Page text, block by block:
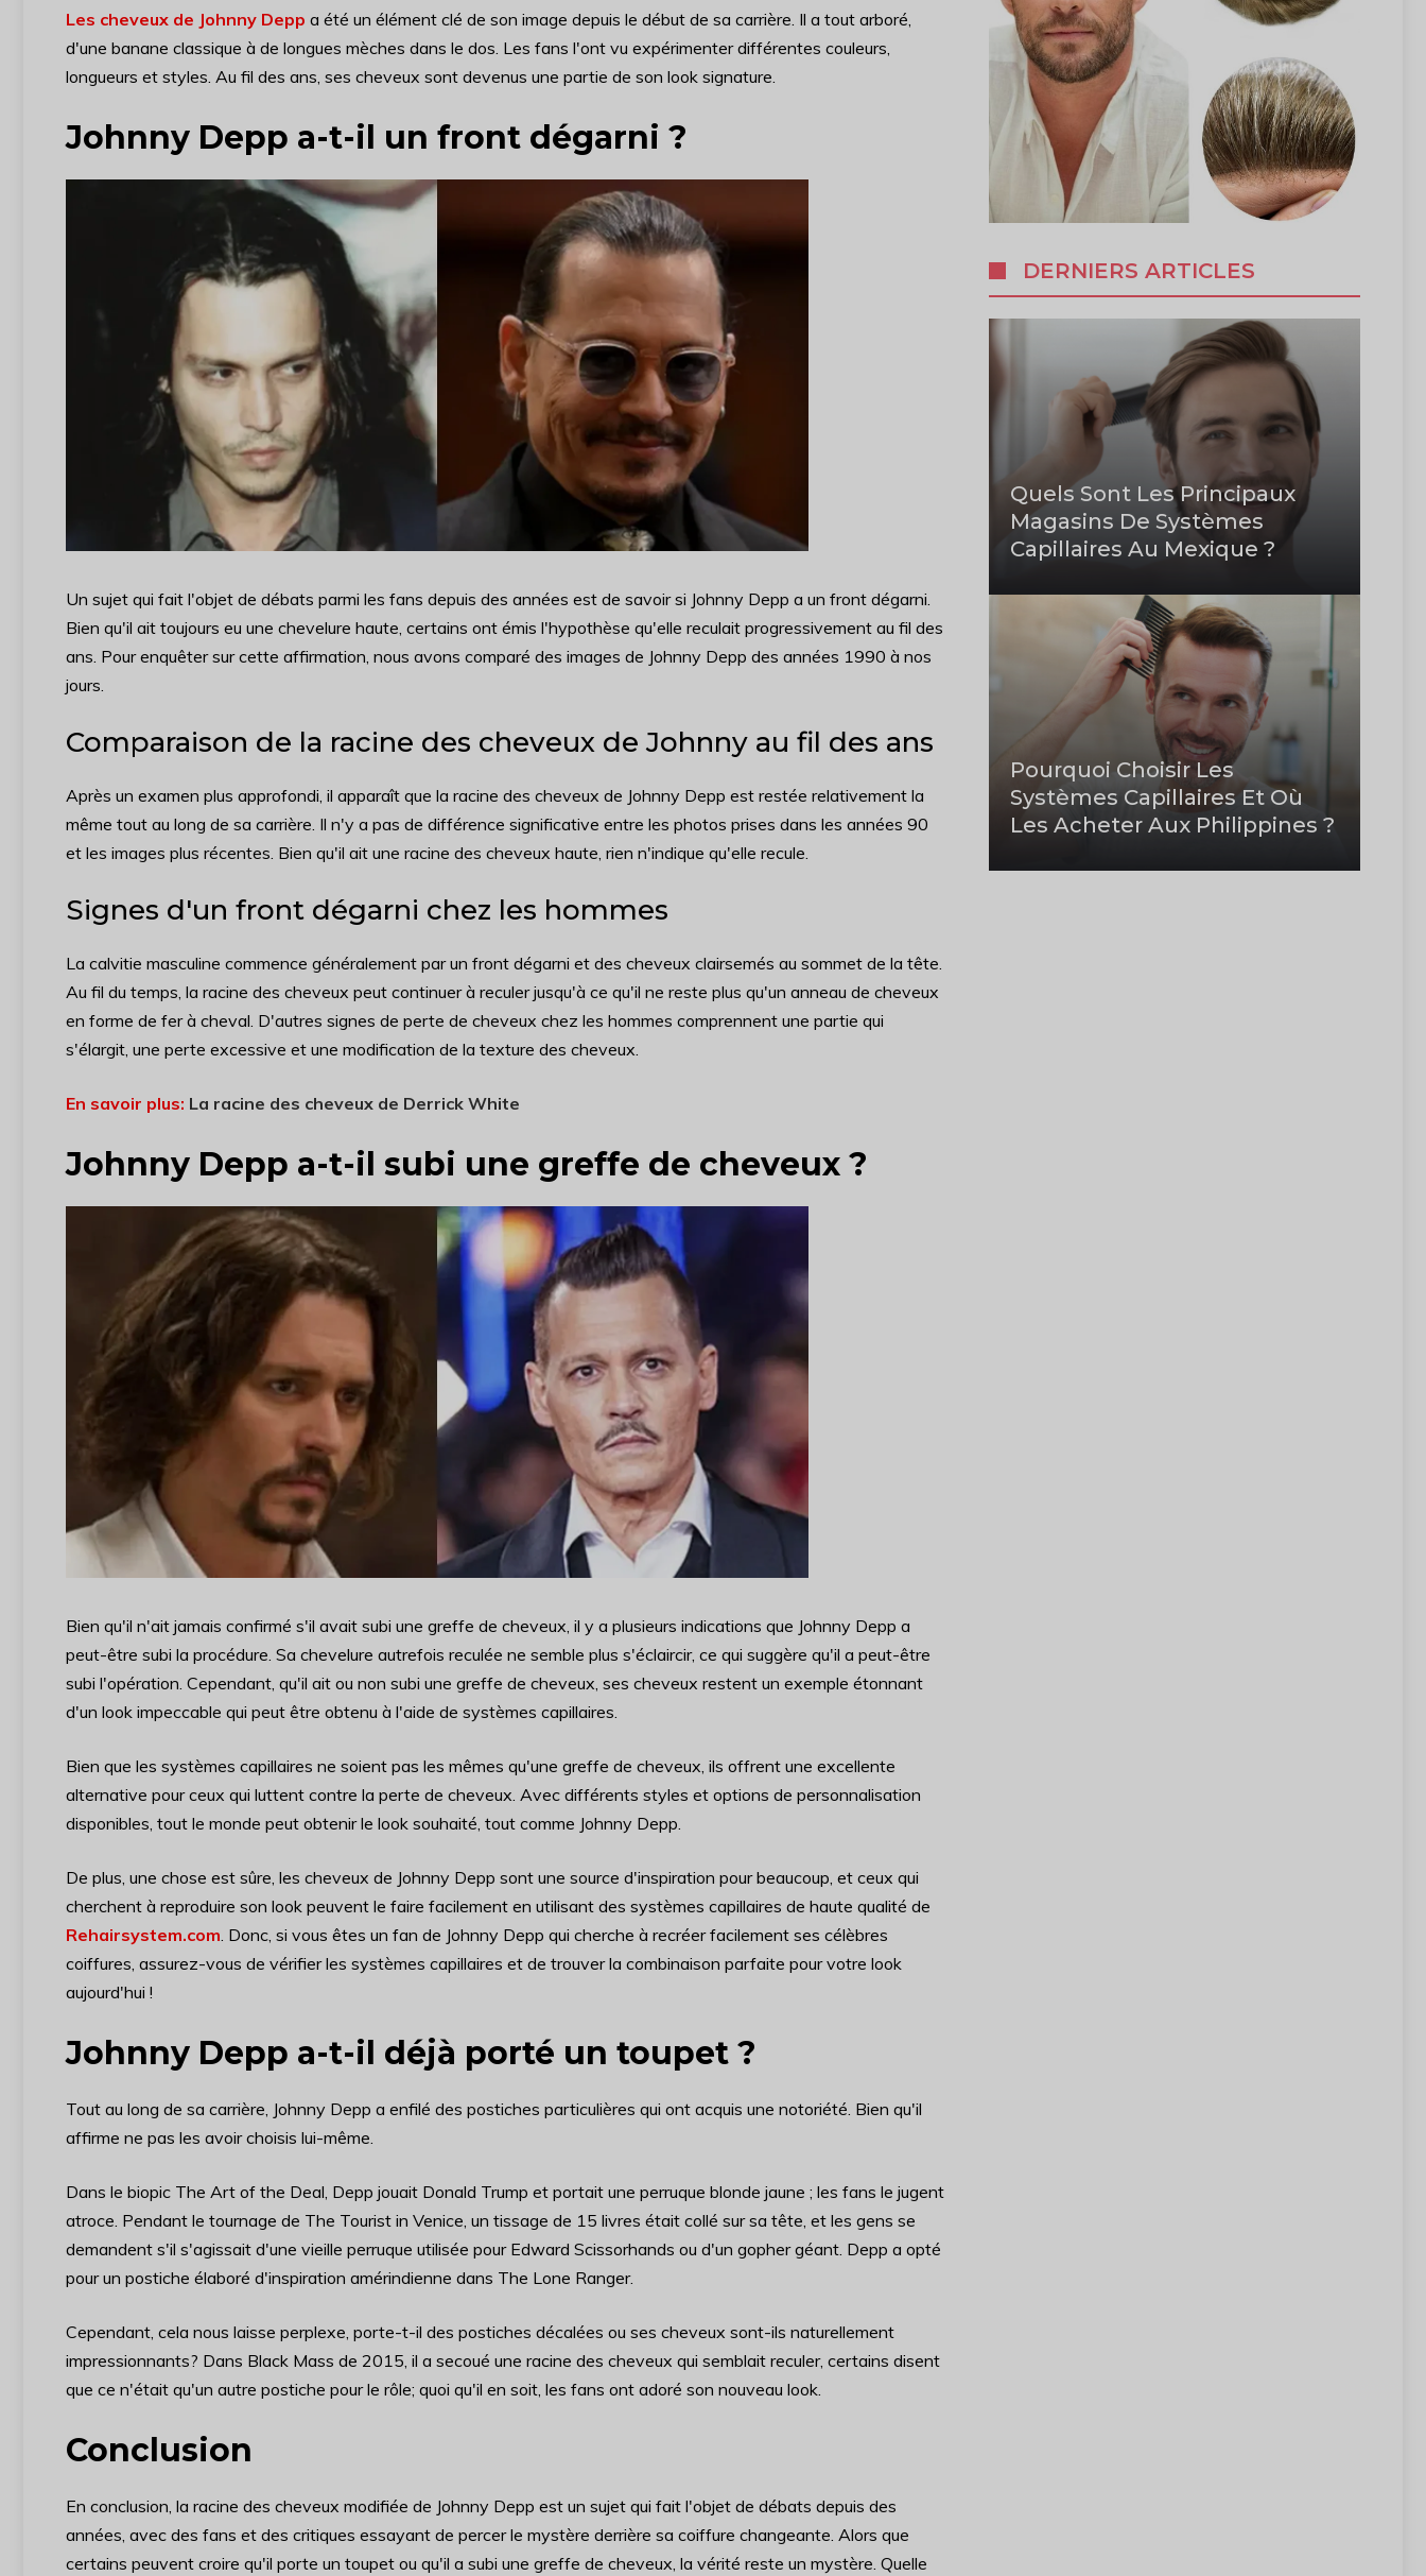
Les cheveux de Johnny Depp a été un élément clé de son image depuis le début de sa carrière. Il a tout arboré,
d'une banane classique à de longues mèches dans le dos. Les fans l'ont vu expérimenter différentes couleurs,
longueurs et styles. Au fil des ans, ses cheveux sont devenus une partie de son look signature.
Johnny Depp a-t-il un front dégarni ?
Un sujet qui fait l'objet de débats parmi les fans depuis des années est de savoir si Johnny Depp a un front dégarni.
Bien qu'il ait toujours eu une chevelure haute, certains ont émis l'hypothèse qu'elle reculait progressivement au fil des
ans. Pour enquêter sur cette affirmation, nous avons comparé des images de Johnny Depp des années 1990 à nos
jours.
Comparaison de la racine des cheveux de Johnny au fil des ans
Après un examen plus approfondi, il apparaît que la racine des cheveux de Johnny Depp est restée relativement la
même tout au long de sa carrière. Il n'y a pas de différence significative entre les photos prises dans les années 90
et les images plus récentes. Bien qu'il ait une racine des cheveux haute, rien n'indique qu'elle recule.
Signes d'un front dégarni chez les hommes
La calvitie masculine commence généralement par un front dégarni et des cheveux clairsemés au sommet de la tête.
Au fil du temps, la racine des cheveux peut continuer à reculer jusqu'à ce qu'il ne reste plus qu'un anneau de cheveux
en forme de fer à cheval. D'autres signes de perte de cheveux chez les hommes comprennent une partie qui
s'élargit, une perte excessive et une modification de la texture des cheveux.
En savoir plus: La racine des cheveux de Derrick White
Johnny Depp a-t-il subi une greffe de cheveux ?
Bien qu'il n'ait jamais confirmé s'il avait subi une greffe de cheveux, il y a plusieurs indications que Johnny Depp a
peut-être subi la procédure. Sa chevelure autrefois reculée ne semble plus s'éclaircir, ce qui suggère qu'il a peut-être
subi l'opération. Cependant, qu'il ait ou non subi une greffe de cheveux, ses cheveux restent un exemple étonnant
d'un look impeccable qui peut être obtenu à l'aide de systèmes capillaires.
Bien que les systèmes capillaires ne soient pas les mêmes qu'une greffe de cheveux, ils offrent une excellente
alternative pour ceux qui luttent contre la perte de cheveux. Avec différents styles et options de personnalisation
disponibles, tout le monde peut obtenir le look souhaité, tout comme Johnny Depp.
De plus, une chose est sûre, les cheveux de Johnny Depp sont une source d'inspiration pour beaucoup, et ceux qui
cherchent à reproduire son look peuvent le faire facilement en utilisant des systèmes capillaires de haute qualité de
Rehairsystem.com. Donc, si vous êtes un fan de Johnny Depp qui cherche à recréer facilement ses célèbres
coiffures, assurez-vous de vérifier les systèmes capillaires et de trouver la combinaison parfaite pour votre look
aujourd'hui !
Johnny Depp a-t-il déjà porté un toupet ?
Tout au long de sa carrière, Johnny Depp a enfilé des postiches particulières qui ont acquis une notoriété. Bien qu'il
affirme ne pas les avoir choisis lui-même.
Dans le biopic The Art of the Deal, Depp jouait Donald Trump et portait une perruque blonde jaune ; les fans le jugent
atroce. Pendant le tournage de The Tourist in Venice, un tissage de 15 livres était collé sur sa tête, et les gens se
demandent s'il s'agissait d'une vieille perruque utilisée pour Edward Scissorhands ou d'un gopher géant. Depp a opté
pour un postiche élaboré d'inspiration amérindienne dans The Lone Ranger.
Cependant, cela nous laisse perplexe, porte-t-il des postiches décalées ou ses cheveux sont-ils naturellement
impressionnants? Dans Black Mass de 2015, il a secoué une racine des cheveux qui semblait reculer, certains disent
que ce n'était qu'un autre postiche pour le rôle; quoi qu'il en soit, les fans ont adoré son nouveau look.
Conclusion
En conclusion, la racine des cheveux modifiée de Johnny Depp est un sujet qui fait l'objet de débats depuis des
années, avec des fans et des critiques essayant de percer le mystère derrière sa coiffure changeante. Alors que
certains peuvent croire qu'il porte un toupet ou qu'il a subi une greffe de cheveux, la vérité reste un mystère. Quelle
DERNIERS ARTICLES
Quels Sont Les Principaux
Magasins De Systèmes
Capillaires Au Mexique ?
Pourquoi Choisir Les
Systèmes Capillaires Et Où
Les Acheter Aux Philippines ?